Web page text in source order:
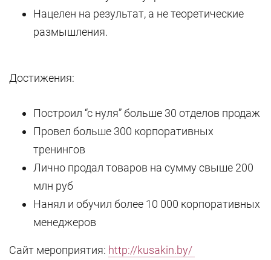
Нацелен на результат, а не теоретические
размышления.
Достижения:
Построил “с нуля” больше 30 отделов продаж
Провел больше 300 корпоративных
тренингов
Лично продал товаров на сумму свыше 200
млн руб
Нанял и обучил более 10 000 корпоративных
менеджеров
Сайт мероприятия: http://kusakin.by/